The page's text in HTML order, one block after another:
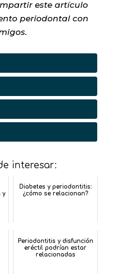
este artículo
periodontal con
interesar:
y
Diabetes y periodontitis:
¿cómo se relacionan?
Periodontitis y disfunción
eréctil podrían estar
relacionadas